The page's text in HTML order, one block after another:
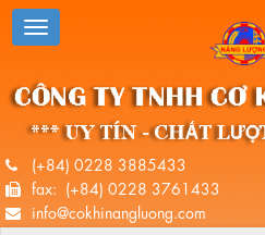
(+84) 0228 3885433
fax: (+84) 0228 3761433
info@cokhinangluong.com